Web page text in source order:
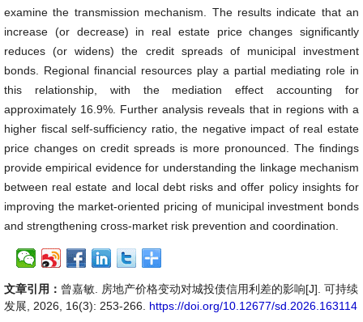
examine the transmission mechanism. The results indicate that an
increase (or decrease) in real estate price changes significantly
reduces (or widens) the credit spreads of municipal investment
bonds. Regional financial resources play a partial mediating role in
this relationship, with the mediation effect accounting for
approximately 16.9%. Further analysis reveals that in regions with a
higher fiscal self-sufficiency ratio, the negative impact of real estate
price changes on credit spreads is more pronounced. The findings
provide empirical evidence for understanding the linkage mechanism
between real estate and local debt risks and offer policy insights for
improving the market-oriented pricing of municipal investment bonds
and strengthening cross-market risk prevention and coordination.
文章引用： 曾嘉敏. 房地产价格变动对城投债信用利差的影响[J]. 可持续
发展, 2026, 16(3): 253-266. https://doi.org/10.12677/sd.2026.163114